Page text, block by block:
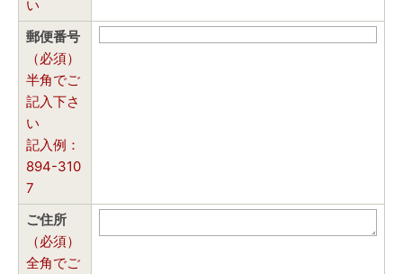
い
郵便番号
（必須）
半角でご
記入下さ
い
記入例：
894-310
7
ご住所
（必須）
全角でご